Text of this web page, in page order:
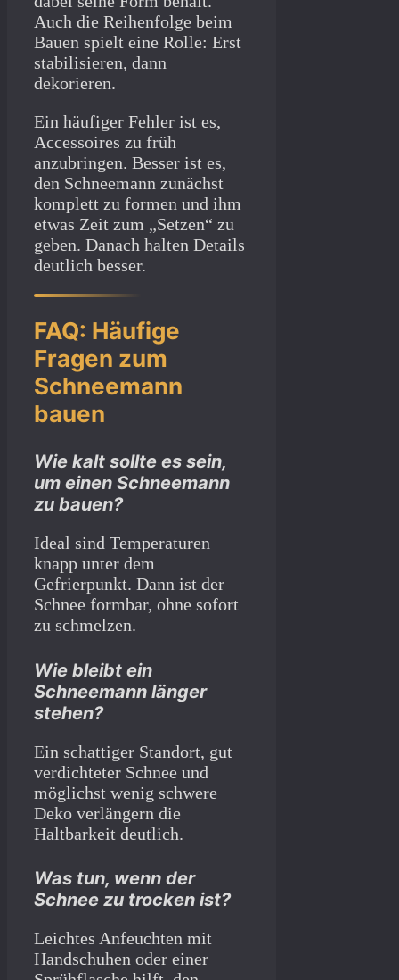
Auch die Reihenfolge beim
Bauen spielt eine Rolle: Erst
stabilisieren, dann
dekorieren.
Ein häufiger Fehler ist es,
Accessoires zu früh
anzubringen. Besser ist es,
den Schneemann zunächst
komplett zu formen und ihm
etwas Zeit zum „Setzen“ zu
geben. Danach halten Details
deutlich besser.
FAQ: Häufige
Fragen zum
Schneemann
bauen
Wie kalt sollte es sein,
um einen Schneemann
zu bauen?
Ideal sind Temperaturen
knapp unter dem
Gefrierpunkt. Dann ist der
Schnee formbar, ohne sofort
zu schmelzen.
Wie bleibt ein
Schneemann länger
stehen?
Ein schattiger Standort, gut
verdichteter Schnee und
möglichst wenig schwere
Deko verlängern die
Haltbarkeit deutlich.
Was tun, wenn der
Schnee zu trocken ist?
Leichtes Anfeuchten mit
Handschuhen oder einer